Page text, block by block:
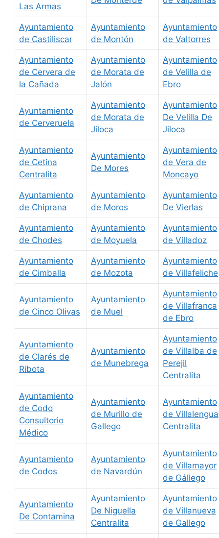
Las Armas
Ayuntamiento
de Castiliscar
Ayuntamiento
de Montón
Ayuntamiento
de Valtorres
Ayuntamiento
de Cervera de
la Cañada
Ayuntamiento
de Morata de
Jalón
Ayuntamiento
de Velilla de
Ebro
Ayuntamiento
de Cerveruela
Ayuntamiento
de Morata de
Jiloca
Ayuntamiento
De Velilla De
Jiloca
Ayuntamiento
de Cetina
Centralita
Ayuntamiento
De Mores
Ayuntamiento
de Vera de
Moncayo
Ayuntamiento
de Chiprana
Ayuntamiento
de Moros
Ayuntamiento
De Vierlas
Ayuntamiento
de Chodes
Ayuntamiento
de Moyuela
Ayuntamiento
de Villadoz
Ayuntamiento
de Cimballa
Ayuntamiento
de Mozota
Ayuntamiento
de Villafeliche
Ayuntamiento
de Cinco Olivas
Ayuntamiento
de Muel
Ayuntamiento
de Villafranca
de Ebro
Ayuntamiento
de Clarés de
Ribota
Ayuntamiento
de Munebrega
Ayuntamiento
de Villalba de
Perejil
Centralita
Ayuntamiento
de Codo
Consultorio
Médico
Ayuntamiento
de Murillo de
Gallego
Ayuntamiento
de Villalengua
Centralita
Ayuntamiento
de Codos
Ayuntamiento
de Navardún
Ayuntamiento
de Villamayor
de Gállego
Ayuntamiento
De Contamina
Ayuntamiento
De Niguella
Centralita
Ayuntamiento
de Villanueva
de Gallego